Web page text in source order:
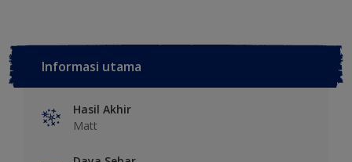
Informasi utama
Hasil Akhir
Matt